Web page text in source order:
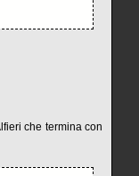
che termina con